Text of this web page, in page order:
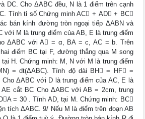
DC. Cho ΔABC đều, N là 1 điểm trên cạnh
Tính tỉ số Chứng minh AC + AD + BC
bán kính đường tròn ngoại tiếp ΔABN và
với M là trung điểm của AB, E là trung điểm
ΔABC với A = α, BA = c, AC = b. Trên
điểm BC tại F, đường thẳng qua M song
H. Chứng minh: M, N với M là trung điểm
= dt(ΔABC). Tính độ dài BH = HF =
Cho ΔABC với D là trung điểm của AC, E là
AE cắt BC Cho ΔABC với AB = 2cm, trung
= 30 . Tính AD, tại M. Chứng minh: BC
tích ΔABC. 9/ Nếu M là điểm trên đoạn AB